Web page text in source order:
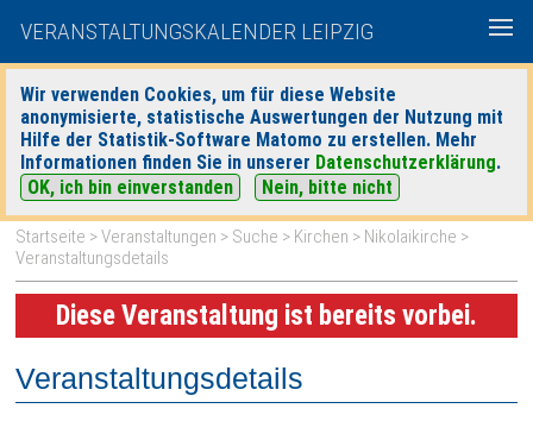
VERANSTALTUNGSKALENDER LEIPZIG
Wir verwenden Cookies, um für diese Website
anonymisierte, statistische Auswertungen der Nutzung mit
Hilfe der Statistik-Software Matomo zu erstellen. Mehr
Informationen finden Sie in unserer Datenschutzerklärung.
OK, ich bin einverstanden
Nein, bitte nicht
heute|morgen| Detaillierte Suche
Startseite >Veranstaltungen > Suche > Kirchen > Nikolaikirche >
Veranstaltungsdetails
Diese Veranstaltung ist bereits vorbei.
Veranstaltungsdetails